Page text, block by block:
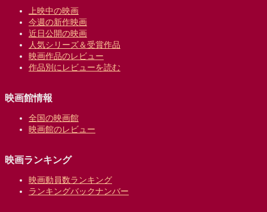
上映中の映画
今週の新作映画
近日公開の映画
人気シリーズ＆受賞作品
映画作品のレビュー
作品別にレビューを読む
映画館情報
全国の映画館
映画館のレビュー
映画ランキング
映画動員数ランキング
ランキングバックナンバー